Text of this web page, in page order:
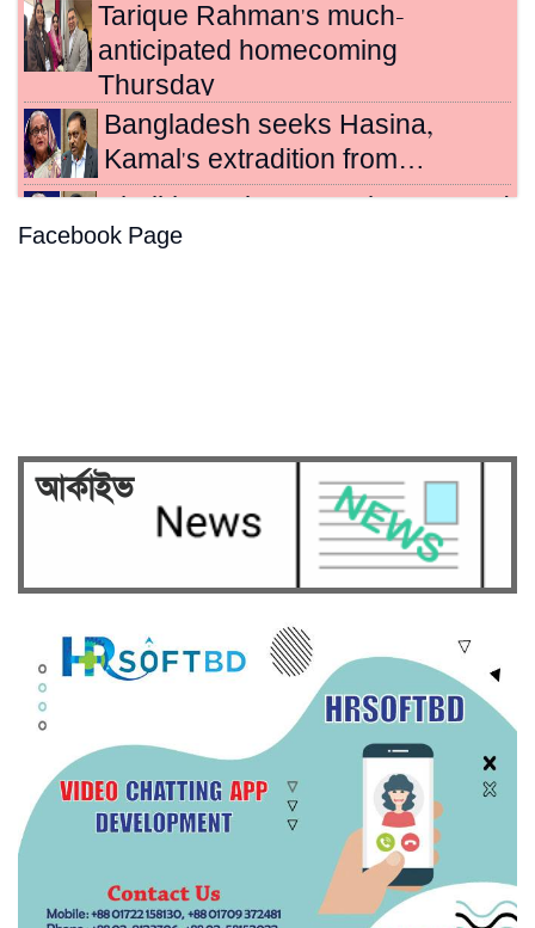
Tarique Rahman's much-
anticipated homecoming
Thursday
Bangladesh seeks Hasina,
Kamal's extradition from…
to death for crimes…
Facebook Page
আর্কাইভ